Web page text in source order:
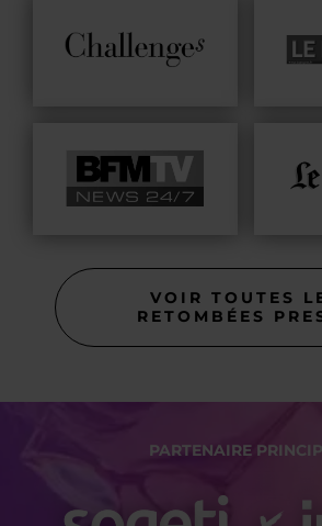
VOIR TOUTES
RETOMBÉES
PARTENAIRE